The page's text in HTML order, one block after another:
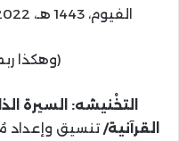
الفيوم، 1443 هـ، 2022 م (بحث مكمل للماجستير).
(وهكذا
التخْنيشه: السيرة
القرآنية/تنسيق